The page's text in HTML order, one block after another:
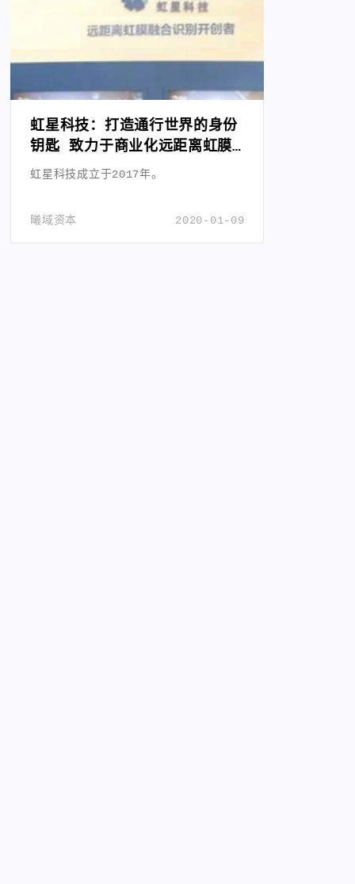
虹星科技：打造通行世界的身份
钥匙 致力于商业化远距离虹膜
和人脸融合识别
虹星科技成立于2017年。
2020-01-09
曦域资本